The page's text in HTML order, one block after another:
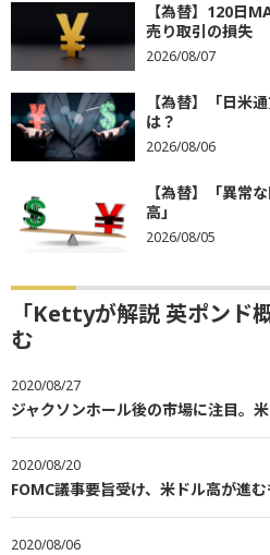
【為替】120日
売り取引の損失
2026/08/07
【為替】「日米
は？
2026/08/06
【為替】「異常
高」
2026/08/05
「Kettyが解説 英ポンド
む
2020/08/27
ジャクソンホール後の市場に注目。
2020/08/20
FOMC議事要旨受け、米ドル高が進
2020/08/06